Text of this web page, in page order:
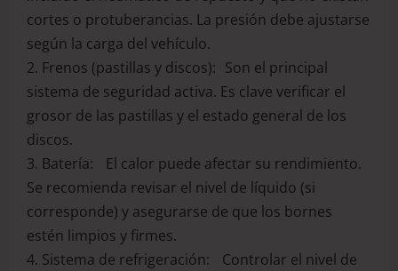
cortes o protuberancias. La presión debe ajustarse
según la carga del vehículo.
2. Frenos (pastillas y discos): Son el principal
sistema de seguridad activa. Es clave verificar el
grosor de las pastillas y el estado general de los
discos.
3. Batería: El calor puede afectar su rendimiento.
Se recomienda revisar el nivel de líquido (si
corresponde) y asegurarse de que los bornes
estén limpios y firmes.
4. Sistema de refrigeración: Controlar el nivel de